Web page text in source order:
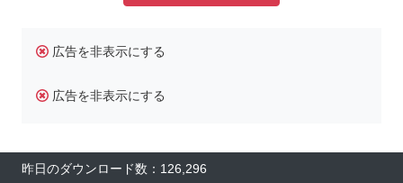
広告を非表示にする
広告を非表示にする
昨日のダウンロード数：126,296